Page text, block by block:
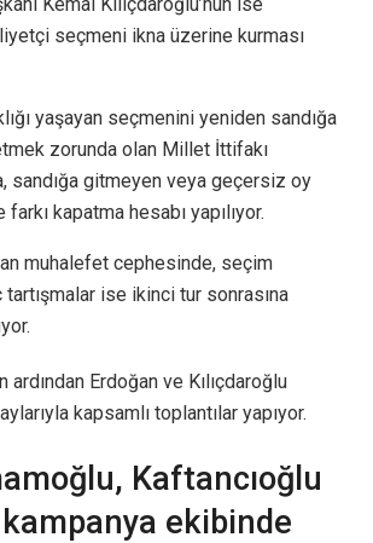
seçmeni ikna üzerine kurması
yaşayan seçmenini yeniden sandığa
zorunda olan Millet İttifakı
sandığa gitmeyen veya geçersiz oy
kapatma hesabı yapılıyor.
muhalefet cephesinde, seçim
ise ikinci tur sonrasına
ardından Erdoğan ve Kılıçdaroğlu
kapsamlı toplantılar yapıyor.
Kaftancıoğlu
ekibinde